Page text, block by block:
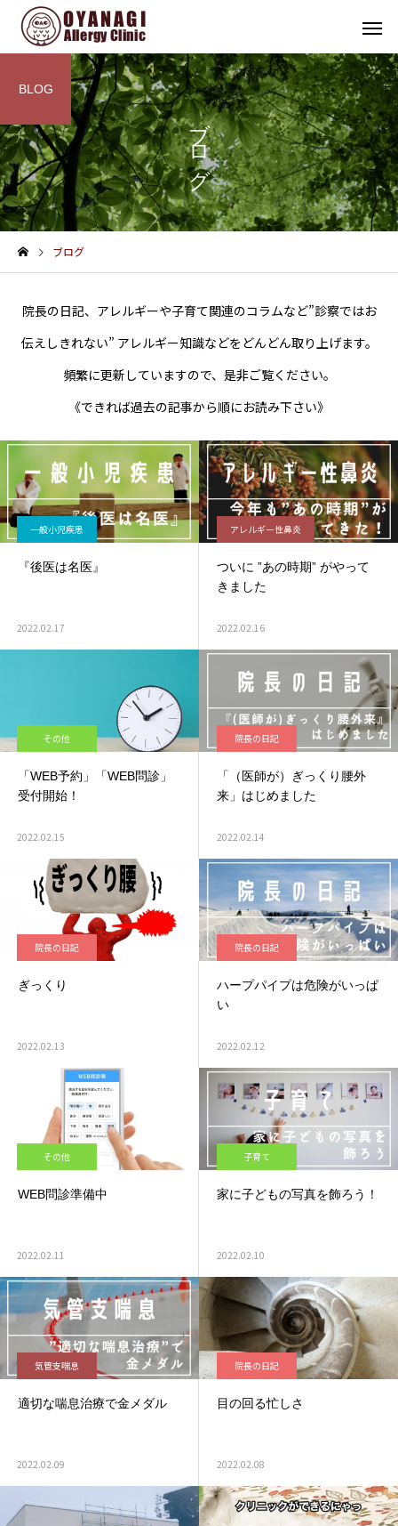
その他
子宮頸がん予防接種（HPV
インフォメーション
4周年！
ブログ
BLOG
ブログ
院長の日記、アレルギーや子育て関連のコラムなど”診察ではお
伝えしきれない” アレルギー知識などをどんどん取り上げます。
頻繁に更新していますので、是非ご覧ください。
《できれば過去の記事から順にお読み下さい》
一般小児疾患
『後医は名医』
2022.02.17
アレルギー性鼻炎
ついに ”あの時期” がやって
きました
2022.02.16
その他
「WEB予約」「WEB問診」
受付開始！
2022.02.15
院長の日記
「（医師が）ぎっくり腰外
来」はじめました
2022.02.14
院長の日記
ぎっくり
2022.02.13
院長の日記
ハープパイプは危険がいっぱ
い
2022.02.12
その他
WEB問診準備中
2022.02.11
子育て
家に子どもの写真を飾ろう！
2022.02.10
気管支喘息
適切な喘息治療で金メダル
2022.02.09
院長の日記
目の回る忙しさ
2022.02.08